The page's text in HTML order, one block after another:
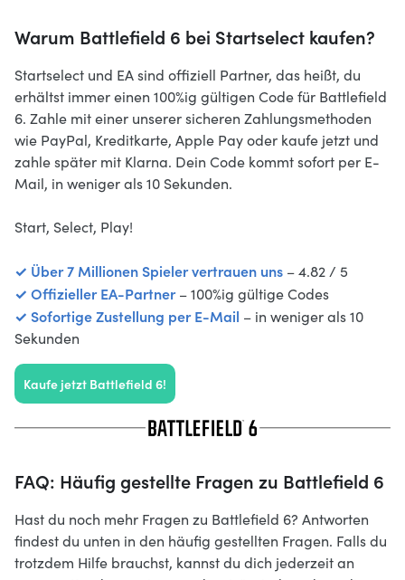
Warum Battlefield 6 bei Startselect kaufen?
Startselect und EA sind offiziell Partner, das heißt, du
erhältst immer einen 100%ig gültigen Code für Battlefield
6. Zahle mit einer unserer sicheren Zahlungsmethoden
wie PayPal, Kreditkarte, Apple Pay oder kaufe jetzt und
zahle später mit Klarna. Dein Code kommt sofort per E-
Mail, in weniger als 10 Sekunden.
Start, Select, Play!
✓ Über 7 Millionen Spieler vertrauen uns – 4.82 / 5
✓ Offizieller EA-Partner– 100%ig gültige Codes
✓ Sofortige Zustellung per E-Mail – in weniger als 10
Sekunden
Kaufe jetzt Battlefield 6!
FAQ: Häufig gestellte Fragen zu Battlefield 6
Hast du noch mehr Fragen zu Battlefield 6? Antworten
findest du unten in den häufig gestellten Fragen. Falls du
trotzdem Hilfe brauchst, kannst du dich jederzeit an